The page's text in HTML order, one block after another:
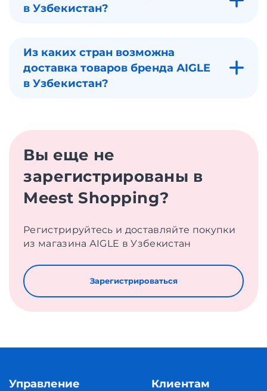
в Узбекистан?
Из каких стран возможна
доставка товаров бренда АIGLE
в Узбекистан?
Вы еще не
зарегистрированы в
Meest Shopping?
Регистрируйтесь и доставляйте покупки
из магазина АIGLE в Узбекистан
Зарегистрироваться
Управление
Клиентам